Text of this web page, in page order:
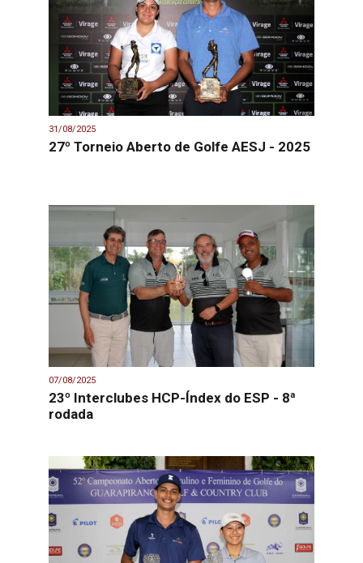
31/08/2025
27º Torneio Aberto de Golfe AESJ - 2025
07/08/2025
23º Interclubes HCP-Índex do ESP - 8ª
rodada